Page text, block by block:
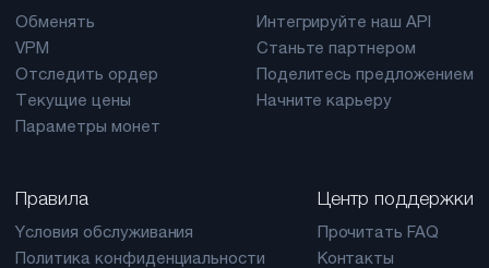
Обменять
VPM
Отследить ордер
Текущие цены
Параметры монет
Интегрируйте наш API
Станьте партнером
Поделитесь предложением
Начните карьеру
Правила
Yсловия обслуживания
Политика конфиденциальности
Центр поддержки
Прочитать FAQ
Контакты